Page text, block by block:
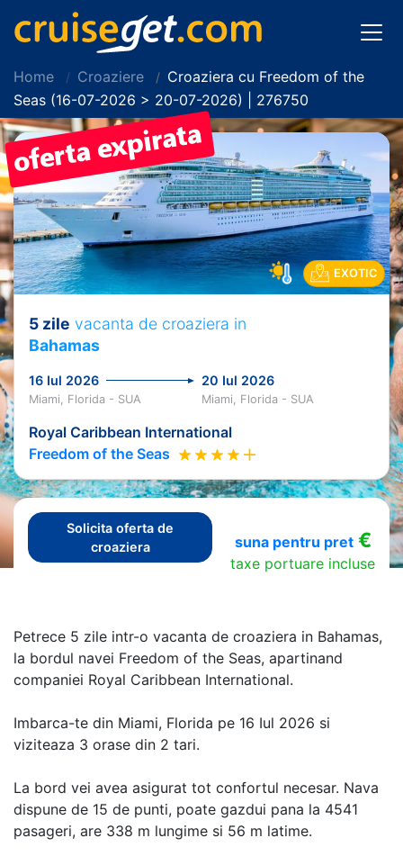
Home Croaziere
Croaziera cu Freedom of the
Seas (16-07-2026 > 20-07-2026) | 276750
EXOTIC
5 zile vacanta de croaziera in
Bahamas
16 Iul 2026 20 Iul 2026
Miami, Florida - SUA Miami, Florida - SUA
Royal Caribbean International
Freedom of the Seas
Solicita oferta de
croaziera
suna pentru pret€
taxe portuare incluse
Petrece 5 zile intr-o vacanta de croaziera in Bahamas,
la bordul navei Freedom of the Seas, apartinand
companiei Royal Caribbean International.
Imbarca-te din Miami, Florida pe 16 Iul 2026 si
viziteaza 3 orase din 2 tari.
La bord vei avea asigurat tot confortul necesar. Nava
dispune de 15 de punti, poate gazdui pana la 4541
pasageri, are 338 m lungime si 56 m latime.